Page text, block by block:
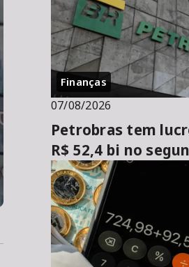
Finanças
07/08/2026
Petrobras tem
R$ 52,4 bi no